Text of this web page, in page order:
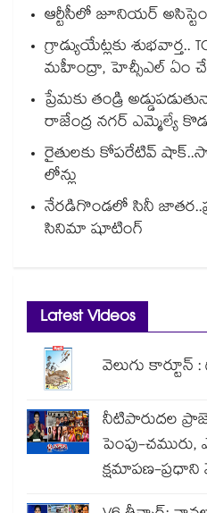
ఆర్టీసీలో జూనియర్
గ్రాడ్యుయేట్లకు శుభవార్త..
మహీంద్రా, హెచ్సీఎల్ ఏం
ప్రేమకు తండ్రి
రాజేంద్ర నగర్ ఎమ్మెల్యే
రైతులకు కోపరేటివ్
లోన్లు
నేరడిగొండలో సినీ
సినిమా షూటింగ్
Latest Videos
వెలుగు
నీటిపారుదల
పెంపు-చమురు,
క్షమాపణ-